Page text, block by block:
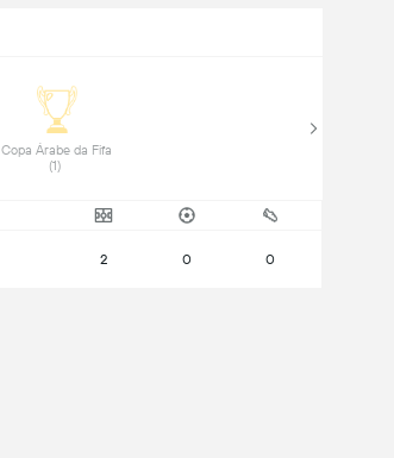
Copa Árabe da Fifa
2 0 0